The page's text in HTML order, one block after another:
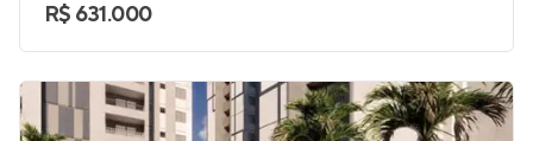
R$ 631.000